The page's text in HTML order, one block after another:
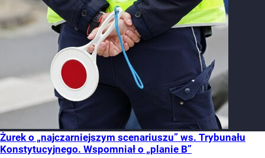
Żurek o „najczarniejszym scenariuszu” ws. Trybunału
Konstytucyjnego. Wspomniał o „planie B”